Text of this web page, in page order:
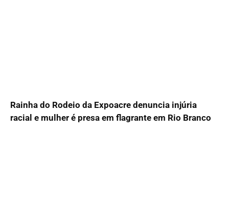
Rainha do Rodeio da Expoacre denuncia injúria
racial e mulher é presa em flagrante em Rio Branco